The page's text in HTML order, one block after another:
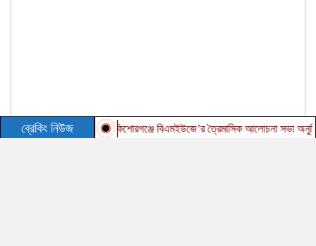
ব্রেকিং নিউজ কিশোরগঞ্জে বিএমইউজে’র ত্রৈমাসিক আলোচনা সভা অনুষ্ঠিত